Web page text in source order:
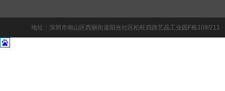
地址： 深圳市南山区西丽街道阳光社区松旺四路艺晶工业园F栋109/211